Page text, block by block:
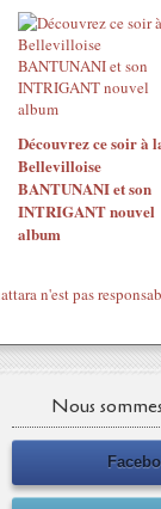
Découvrez ce soir à
Bellevilloise
BANTUNANI et son
INTRIGANT nouvel
album
Nous